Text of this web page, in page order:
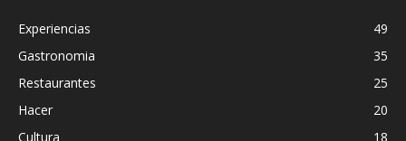
Experiencias
49
Gastronomia
35
Restaurantes
25
Hacer
20
Cultura
18